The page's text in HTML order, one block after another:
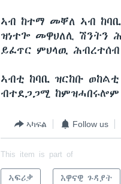
ኣብ ከተማ መቐለ ኣብ
ዝነተጐ መዋህለሊ ሽንትን
ይፈጥር ምህላዉ ሕብረተሰብ
ኣብቲ ከባቢ ዝርከቡ
ብተደጋጋሚ ከምዝሓበሩሎም
ኣካፍል Follow us
This item is part of
ኣፍሪቃ እዋናዊ ጉዳያት